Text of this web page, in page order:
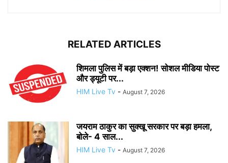
RELATED ARTICLES
शिमला पुलिस में बड़ा एक्शन! सोशल मीडिया पोस्ट
और ड्यूटी पर...
HIM Live Tv - August 7, 2026
जयराम ठाकुर का सुक्खू सरकार पर बड़ा हमला,
बोले- 4 साल...
HIM Live Tv - August 7, 2026